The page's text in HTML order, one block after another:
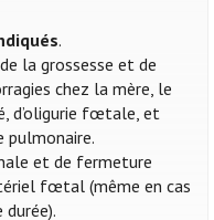
.
la grossesse et de
chez la mère, le
d’oligurie fœtale, et
pulmonaire.
et de fermeture
fœtal (même en cas